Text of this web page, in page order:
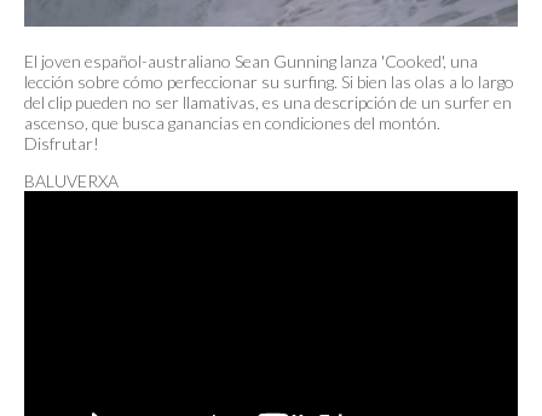
El joven español-australiano Sean Gunning lanza 'Cooked', una
lección sobre cómo perfeccionar su surfing. Si bien las olas a lo largo
del clip pueden no ser llamativas, es una descripción de un surfer en
ascenso, que busca ganancias en condiciones del montón.
Disfrutar!
BALUVERXA